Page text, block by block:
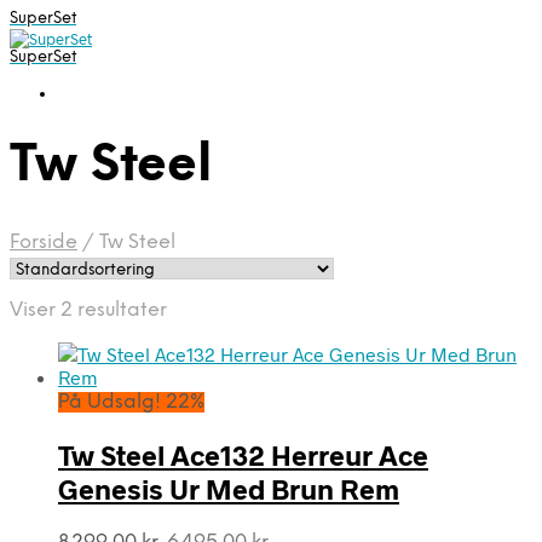
SuperSet
SuperSet
Tw Steel
Forside / Tw Steel
Viser 2 resultater
På Udsalg! 22%
Tw Steel Ace132 Herreur Ace
Genesis Ur Med Brun Rem